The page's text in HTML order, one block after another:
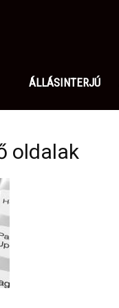
ÁLLÁSINTERJÚ
oldalak